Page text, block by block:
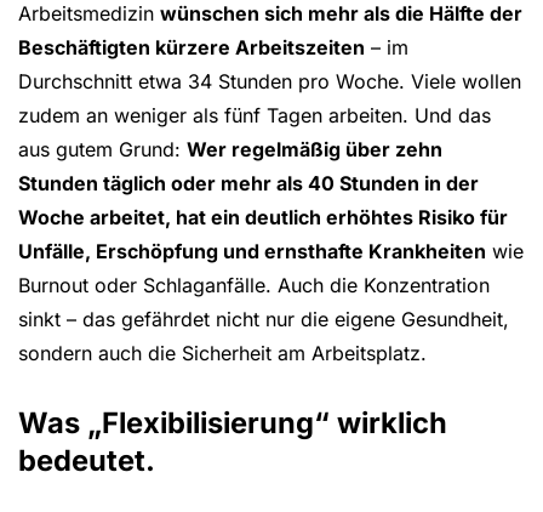
Arbeitsmedizin wünschen sich mehr als die Hälfte der
Beschäftigten kürzere Arbeitszeiten – im
Durchschnitt etwa 34 Stunden pro Woche. Viele wollen
zudem an weniger als fünf Tagen arbeiten. Und das
aus gutem Grund: Wer regelmäßig über zehn
Stunden täglich oder mehr als 40 Stunden in der
Woche arbeitet, hat ein deutlich erhöhtes Risiko für
Unfälle, Erschöpfung und ernsthafte Krankheiten wie
Burnout oder Schlaganfälle. Auch die Konzentration
sinkt – das gefährdet nicht nur die eigene Gesundheit,
sondern auch die Sicherheit am Arbeitsplatz.
Was „Flexibilisierung“ wirklich
bedeutet.